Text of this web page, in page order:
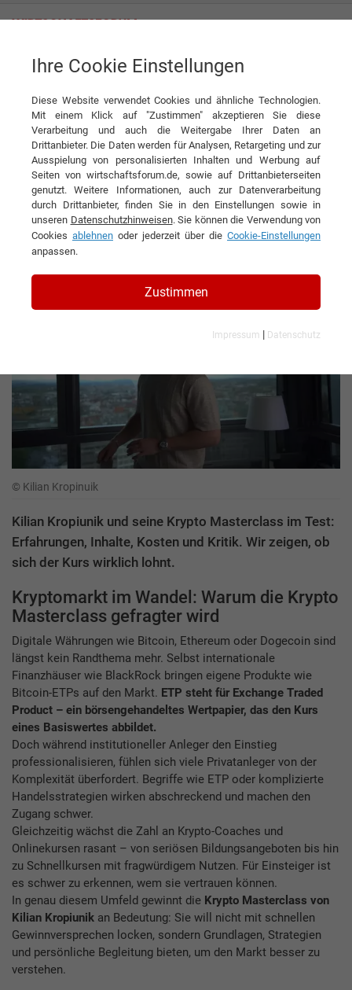
News
Masterclass?
News
DIESEN ARTIKEL EMPFEHLEN
Kilian Kropiunik Erfahrungen –
was steckt hinter der Krypto
Masterclass?
© Kilian Kropinuik
Kilian Kropiunik und seine Krypto Masterclass im Test:
Erfahrungen, Inhalte, Kosten und Kritik. Wir zeigen, ob
sich der Kurs wirklich lohnt.
Kryptomarkt im Wandel: Warum die Krypto
Masterclass gefragter wird
Digitale Währungen wie Bitcoin, Ethereum oder Dogecoin sind
längst kein Randthema mehr. Selbst internationale
Finanzhäuser wie BlackRock bringen eigene Produkte wie
Bitcoin-ETPs auf den Markt. ETP steht für Exchange Traded
Product – ein börsengehandeltes Wertpapier, das den Kurs
eines Basiswertes abbildet.
Doch während institutioneller Anleger den Einstieg
professionalisieren, fühlen sich viele Privatanleger von der
Komplexität überfordert. Begriffe wie ETP oder komplizierte
Handelsstrategien wirken abschreckend und machen den
Zugang schwer.
Gleichzeitig wächst die Zahl an Krypto-Coaches und
Onlinekursen rasant – von seriösen Bildungsangeboten bis hin
zu Schnellkursen mit fragwürdigem Nutzen. Für Einsteiger ist
es schwer zu erkennen, wem sie vertrauen können.
In genau diesem Umfeld gewinnt die Krypto Masterclass von
Kilian Kropiunik an Bedeutung: Sie will nicht mit schnellen
Gewinnversprechen locken, sondern Grundlagen, Strategien
und persönliche Begleitung bieten, um den Markt besser zu
verstehen.
Ihre Cookie Einstellungen
Diese Website verwendet Cookies und ähnliche Technologien.
Mit einem Klick auf "Zustimmen" akzeptieren Sie diese
Verarbeitung und auch die Weitergabe Ihrer Daten an
Drittanbieter. Die Daten werden für Analysen, Retargeting und zur
Ausspielung von personalisierten Inhalten und Werbung auf
Seiten von wirtschaftsforum.de, sowie auf Drittanbieterseiten
genutzt. Weitere Informationen, auch zur Datenverarbeitung
durch Drittanbieter, finden Sie in den Einstellungen sowie in
unseren Datenschutzhinweisen. Sie können die Verwendung von
Cookies ablehnen oder jederzeit über die Cookie-Einstellungen
anpassen.
Zustimmen
Impressum | Datenschutz